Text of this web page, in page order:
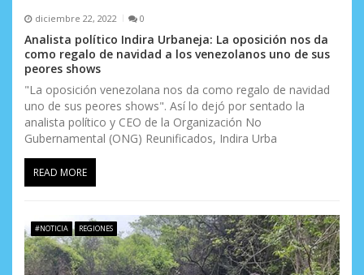
diciembre 22, 2022 0
Analista político Indira Urbaneja: La oposición nos da
como regalo de navidad a los venezolanos uno de sus
peores shows
"La oposición venezolana nos da como regalo de navidad
uno de sus peores shows". Así lo dejó por sentado la
analista político y CEO de la Organización No
Gubernamental (ONG) Reunificados, Indira Urba
READ MORE
#NOTICIA REGIONES